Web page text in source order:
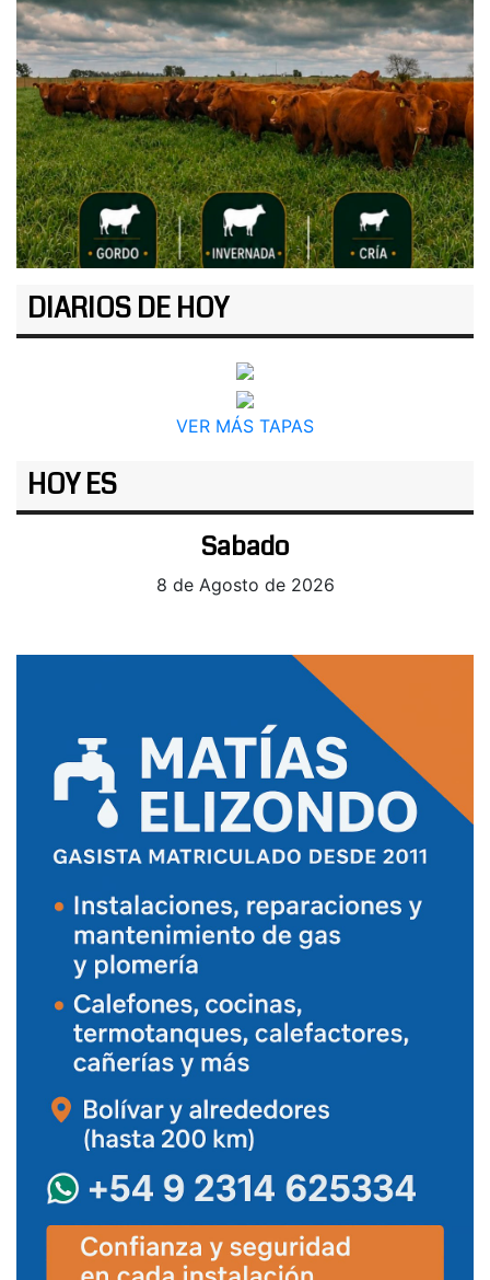
DIARIOS DE HOY
VER MÁS TAPAS
HOY ES
Sabado
8 de Agosto de 2026